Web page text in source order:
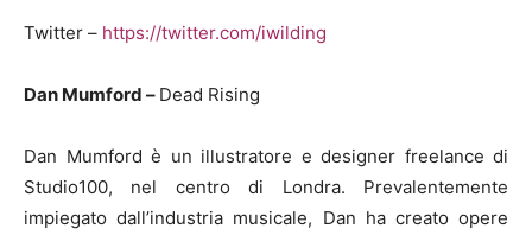
Twitter – https://twitter.com/iwilding
Dan Mumford – Dead Rising
Dan Mumford è un illustratore e designer freelance di
Studio100, nel centro di Londra. Prevalentemente
impiegato dall’industria musicale, Dan ha creato opere